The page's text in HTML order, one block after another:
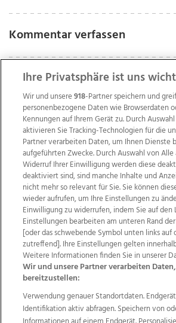
Kommentar verfassen
Wir über uns Mediadaten
Datenschutz
Impressum
AGB Website
Ehrenkodex
Weitere Angebote des
TV1 di-mog-i.at OÖNow
Ihre Privatsphäre ist uns
Wir und unsere918-Partner speichern und
personenbezogene Daten wie Browserdaten
Kennungen auf Ihrem Gerät zu. Durch
aktivieren Sie Tracking-Technologien für die
Partner verarbeiten Daten, um Ihnen Dienste
aufgeführten Zwecke. Durch Auswahl von
Widerruf Ihrer Einwilligung werden diese
deaktiviert sind, sind manche Inhalte und
nicht mehr so relevant für Sie. Sie können
wieder aufrufen, um Ihre Einstellungen zu
Einwilligung zu widerrufen, indem Sie auf den
Einstellungen bearbeiten am unteren Rand
[oder das schwebende Symbol unten links auf
zutreffend]. Ihre Einstellungen gelten
Weitere Informationen finden Sie in unserer
Wir und unsere Partner verarbeiten
bereitzustellen:
Verwendung genauer Standortdaten.
Identifikation aktiv abfragen. Speichern von